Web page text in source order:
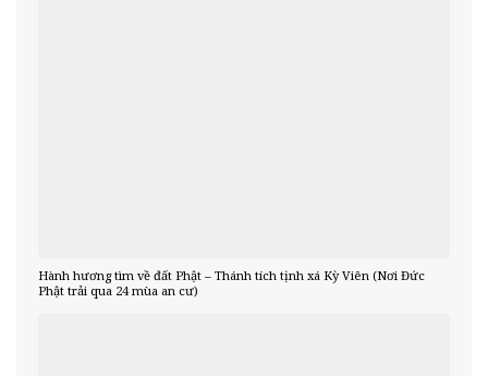
Hành hương tìm về đất Phật – Thánh tích tịnh xá Kỳ Viên (Nơi Đức
Phật trải qua 24 mùa an cư)